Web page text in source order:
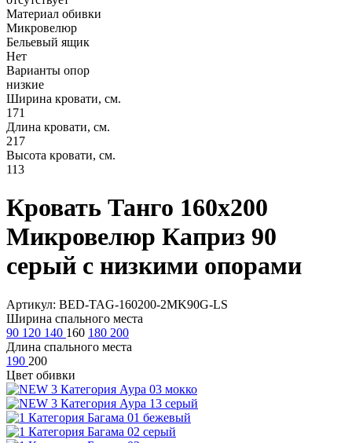
Материал обивки
Микровелюр
Бельевый ящик
Нет
Варианты опор
низкие
Ширина кровати, см.
171
Длина кровати, см.
217
Высота кровати, см.
113
Кровать Танго 160х200
Микровелюр Каприз 90
серый с низкими опорами
Артикул: BED-TAG-160200-2MK90G-LS
Ширина спального места
90 120 140 160 180 200
Длина спального места
190 200
Цвет обивки